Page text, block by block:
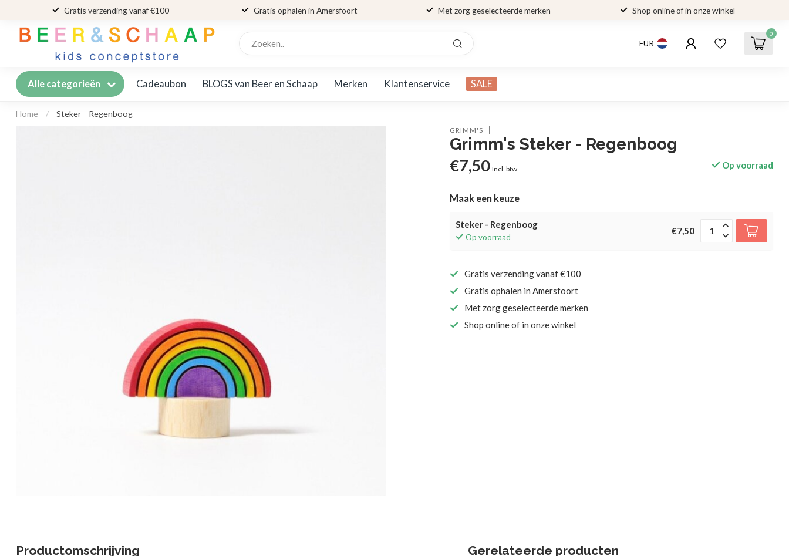
Gratis verzending vanaf €100 Gratis ophalen in Amersfoort Met zorg geselecteerde merken Shop online of in onze winkel
EUR
0
Alle categorieën Cadeaubon BLOGS van Beer en Schaap Merken Klantenservice SALE
Home / Steker - Regenboog
GRIMM'S
Grimm's Steker - Regenboog
€7,50 Incl. btw Op voorraad
Maak een keuze
Steker - Regenboog
Op voorraad
€7,50
Gratis verzending vanaf €100
Gratis ophalen in Amersfoort
Met zorg geselecteerde merken
Shop online of in onze winkel
Productomschrijving Gerelateerde producten